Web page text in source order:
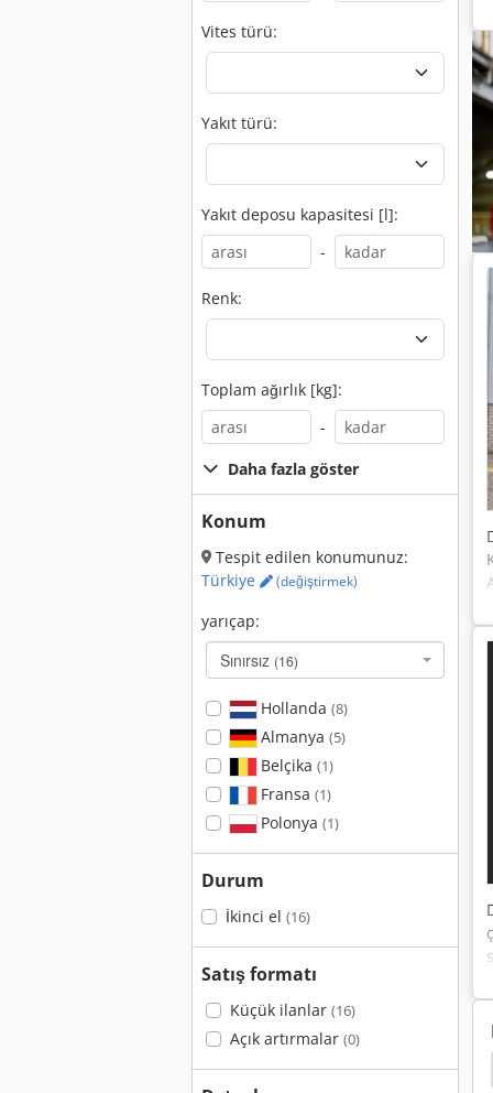
Vites türü:
Yakıt türü:
Yakıt deposu kapasitesi [l]:
-
Renk:
Toplam ağırlık [kg]:
-
Daha fazla göster
Konum
Tespit edilen konumunuz:
Türkiye
(değiştirmek)
yarıçap:
Sınırsız (16)
Hollanda (8)
Almanya (5)
Belçika (1)
Fransa (1)
Polonya (1)
Durum
İkinci el (16)
Satış formatı
Küçük ilanlar (16)
Açık artırmalar (0)
Bobcat 324 Bobcat 323